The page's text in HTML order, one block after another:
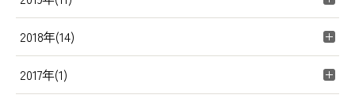
2018年(14)
2017年(1)